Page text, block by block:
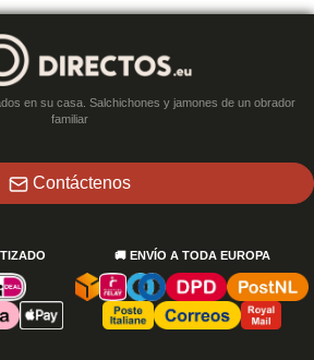
en su casa. Salchichones y jamones de un obrador
familiar
Contáctenos
🚚 ENVÍO A TODA EUROPA